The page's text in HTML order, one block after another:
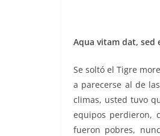
Aqua vitam dat, sed
Se soltó el Tigre
a parecerse al de
climas, usted tuvo
equipos perdieron,
fueron pobres,